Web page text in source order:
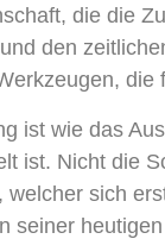
die die
den
ist wie das
ist. Nicht die
welcher sich
seiner